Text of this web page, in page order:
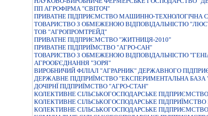
ПП АГРОФІРМА "СВІТОЧ"
ПРИВАТНЕ ПIДПРИЄМСТВО МАШИННО-ТЕХНОЛОГIЧНА
ТОВАРИСТВО З ОБМЕЖЕНОЮ ВIДПОВIДАЛЬНIСТЮ
ТОВ "АГРОПРОМТРЕЙД"
ПРИВАТНЕ ПIДПРИЄМСТВО "ЖИТНИЦЯ-2010"
ПРИВАТНЕ ПIДПРИЇМСТВО "АГРО-САН"
ТОВАРИСТВО З ОБМЕЖЕНОЮ ВІДПОВІДАЛЬНІСТЮ
АГРООБ'ЄДНАННЯ "ЗОРЯ"
ВИРОБНИЧИЙ ФIЛIАЛ "АГРАРНИК" ДЕРЖАВНОГО
ДЕРЖАВНЕ ПIДПРИЇМСТВО "ЕКСПЕРИМЕНТАЛЬНА
ДОЧIРНЇ ПIДПРИЇМСТВО "АГРО-СТАН"
КОЛЕКТИВНЕ СIЛЬСЬКОГОСПОДАРСЬКЕ
КОЛЕКТИВНЕ СIЛЬСЬКОГОСПОДАРСЬКЕ
КОЛЕКТИВНЕ СІЛЬСЬКОГОСПОДАРСЬКЕ